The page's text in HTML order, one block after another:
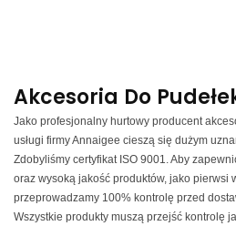
Akcesoria Do
Jako profesjonalny hurtowy producent
usługi firmy Annaigee cieszą się dużym
Zdobyliśmy certyfikat ISO 9001. Aby
oraz wysoką jakość produktów, jako pierwsi
przeprowadzamy 100% kontrolę przed
Wszystkie produkty muszą przejść kontrolę